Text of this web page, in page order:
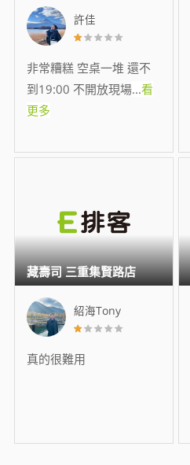
許佳
非常糟糕 空桌一堆 還不
到19:00 不開放現場...看
更多
紹海Tony
真的很難用
藏壽司 三重集賢路店